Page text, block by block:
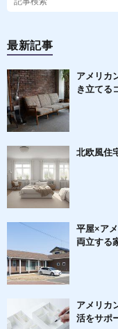
最新記事
アメリカ
き立てる
北欧風住
平屋×ア
両立する
アメリカ
活をサポ